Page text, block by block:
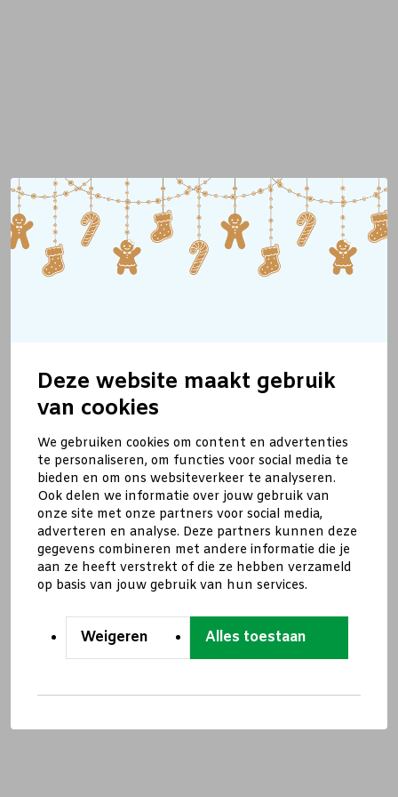
Deze website maakt gebruik
van cookies
We gebruiken cookies om content en advertenties
te personaliseren, om functies voor social media te
bieden en om ons websiteverkeer te analyseren.
Ook delen we informatie over jouw gebruik van
onze site met onze partners voor social media,
adverteren en analyse. Deze partners kunnen deze
gegevens combineren met andere informatie die je
aan ze heeft verstrekt of die ze hebben verzameld
op basis van jouw gebruik van hun services.
Weigeren Alles toestaan